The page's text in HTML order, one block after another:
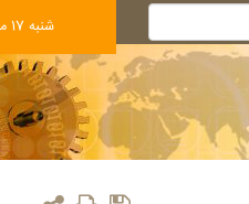
شنبه 17 مرداد 1405